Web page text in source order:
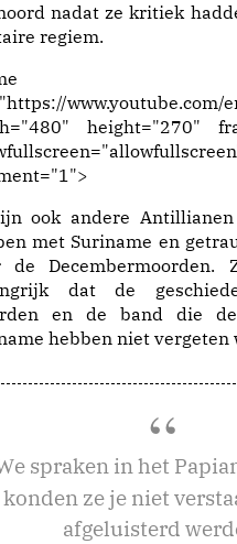
nadat ze kritiek
regiem.
www.youtube.com/
height="270"
ook andere
met Suriname en
de Decembermoorden.
dat de
en de band die
hebben niet vergeten
e spraken in het
konden ze je niet
afgeluisterd